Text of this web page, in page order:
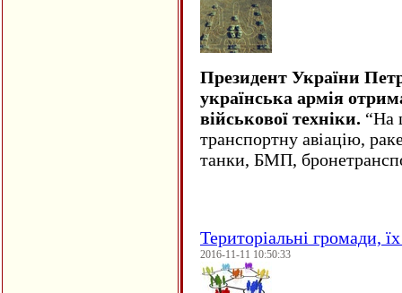
Президент України
українська армія
військової техніки. “На
транспортну авіацію,
танки, БМП,
Територіальні громади,
2016-11-11 10:50:33